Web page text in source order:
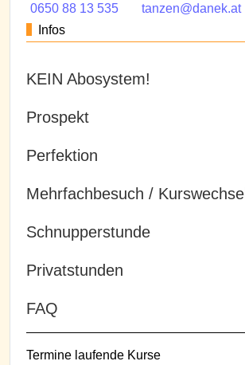
0650 88 13 535
tanzen@danek.at
Infos
KEIN Abosystem!
Prospekt
Perfektion
Mehrfachbesuch / Kurswechsel
Schnupperstunde
Privatstunden
FAQ
Termine laufende Kurse